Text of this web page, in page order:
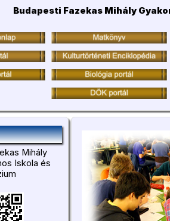
Budapesti Fazekas Mihály
Mihály
Iskola és